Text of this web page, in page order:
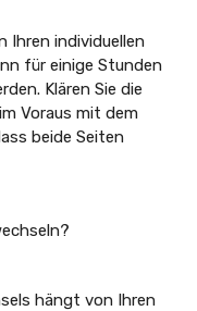
Ihren individuellen
für einige Stunden
Klären Sie die
Voraus mit dem
beide Seiten
hängt von Ihren